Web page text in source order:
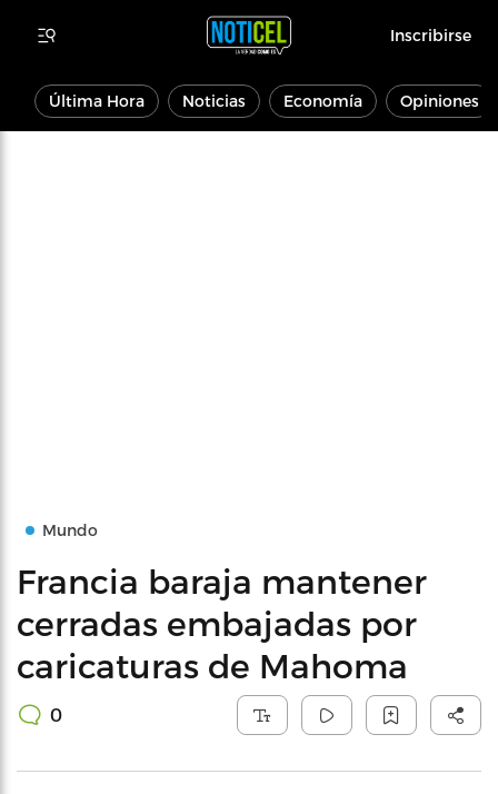
Inscribirse
Última Hora Noticias Economía Opiniones
Mundo
Francia baraja mantener
cerradas embajadas por
caricaturas de Mahoma
0